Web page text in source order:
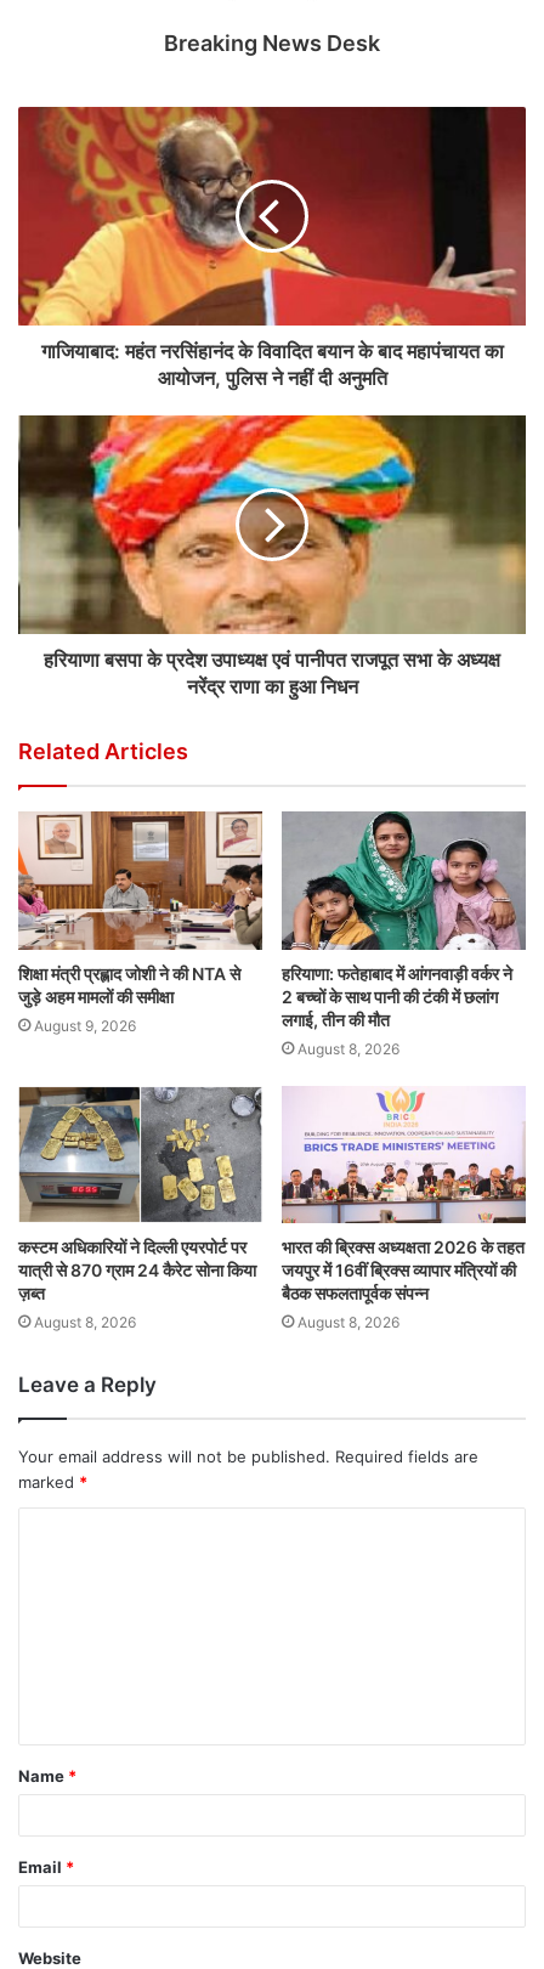
Breaking News Desk
गाजियाबाद: महंत नरसिंहानंद के विवादित बयान के बाद महापंचायत का
आयोजन, पुलिस ने नहीं दी अनुमति
हरियाणा बसपा के प्रदेश उपाध्यक्ष एवं पानीपत राजपूत सभा के अध्यक्ष
नरेंद्र राणा का हुआ निधन
Related Articles
शिक्षा मंत्री प्रह्लाद जोशी ने की NTA से
जुड़े अहम मामलों की समीक्षा
August 9, 2026
हरियाणा: फतेहाबाद में आंगनवाड़ी वर्कर ने
2 बच्चों के साथ पानी की टंकी में छलांग
लगाई, तीन की मौत
August 8, 2026
कस्टम अधिकारियों ने दिल्ली एयरपोर्ट पर
यात्री से 870 ग्राम 24 कैरेट सोना किया
ज़ब्त
August 8, 2026
भारत की ब्रिक्‍स अध्यक्षता 2026 के तहत
जयपुर में 16वीं ब्रिक्‍स व्यापार मंत्रियों की
बैठक सफलतापूर्वक संपन्न
August 8, 2026
Leave a Reply
Your email address will not be published. Required fields are
marked *
Name *
Email *
Website